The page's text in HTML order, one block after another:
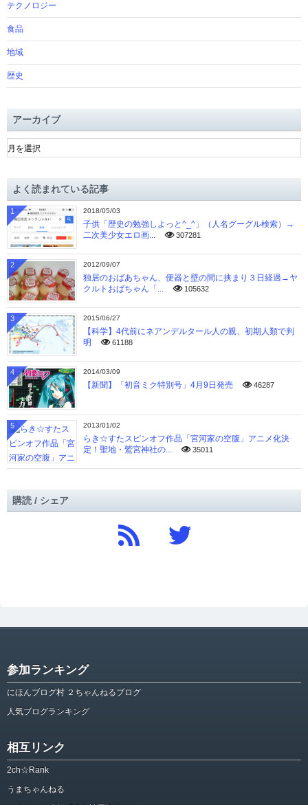
テクノロジー
食品
地域
歴史
アーカイブ
ア
ー
ブよく読まれている記事
2018/05/03
子供「歴史の勉強しよっと^_^」（人名グーグル検索）→
二次美少女エロ画...
307281
1
2012/09/07
独居のおばあちゃん、便器と壁の間に挟まり３日経過→ヤ
クルトおばちゃん「...
105632
2
2015/06/27
【科学】4代前にネアンデルタール人の親、初期人類で判
明
61188
3
2014/03/09
【新聞】「初音ミク特別号」4月9日発売 46287
4
2013/01/02
らき☆すたスピンオフ作品「宮河家の空腹」アニメ化決
定！聖地・鷲宮神社の...
35011
5
購読 / シェア
参加ランキング
にほんブログ村 ２ちゃんねるブログ
人気ブログランキング
相互リンク
2ch☆Rank
うまちゃんねる